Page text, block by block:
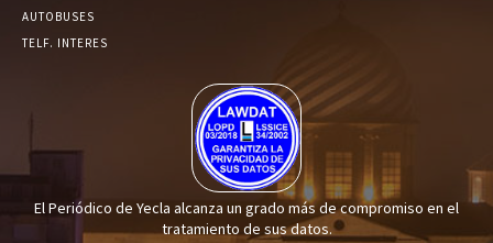
AUTOBUSES
TELF. INTERES
El Periódico de Yecla alcanza un grado más de compromiso en el
tratamiento de sus datos.